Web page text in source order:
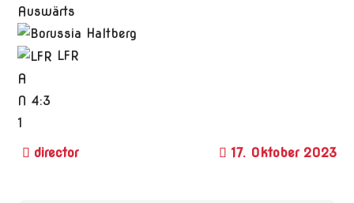
Auswärts
LFR
A
N 4:3
1
17. Oktober 2023